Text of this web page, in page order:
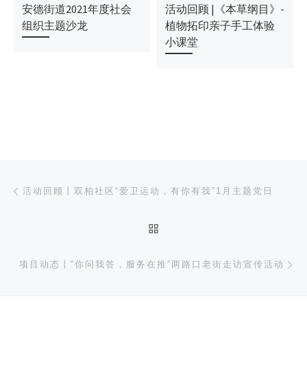
安德街道2021年度社会
组织主题沙龙
活动回顾 |《本草纲目》-
植物拓印亲子手工体验
小课堂
文章导航
活动回顾丨双柏社区“爱卫运动，有你有我”1月主题党日
项目动态丨“你问我答，服务在推”两路口老街走访宣传活动